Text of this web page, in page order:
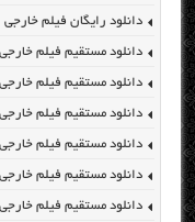
دانلود رایگان فیلم خارجی Sugar Mountain 2016 با لینک مستقیم
دانلود مستقیم فیلم خارجی OK Jaanu 2017 از سرور سایت
دانلود مستقیم فیلم خارجی John Wick: Chapter 2 2017 از سرور سایت
دانلود مستقیم فیلم خارجی Nocturnal Animals 2016 از سرور سایت
دانلود مستقیم فیلم خارجی Contract To Kill 2016 از سرور سایت
دانلود مستقیم فیلم خارجی Cross Wars 2017 از سرور سایت
دانلود مستقیم فیلم خارجی From Straight As 2017 از سرور سایت